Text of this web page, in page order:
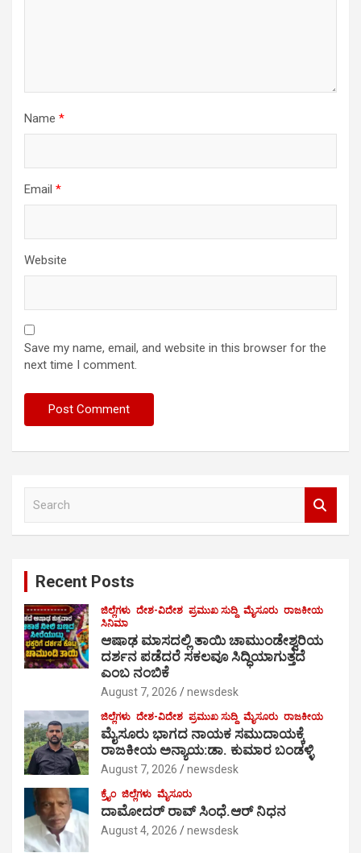
Name *
Email *
Website
Save my name, email, and website in this browser for the
next time I comment.
Recent Posts
ಜಿಲ್ಲೆಗಳು ದೇಶ-ವಿದೇಶ ಪ್ರಮುಖ ಸುದ್ದಿ ಮೈಸೂರು ರಾಜಕೀಯ
ಸಿನಿಮಾ
ಆಷಾಢ ಮಾಸದಲ್ಲಿ ತಾಯಿ ಚಾಮುಂಡೇಶ್ವರಿಯ
ದರ್ಶನ ಪಡೆದರೆ ಸಕಲವೂ ಸಿದ್ಧಿಯಾಗುತ್ತದೆ
ಎಂಬ ನಂಬಿಕೆ
August 7, 2026 newsdesk
ಜಿಲ್ಲೆಗಳು ದೇಶ-ವಿದೇಶ ಪ್ರಮುಖ ಸುದ್ದಿ ಮೈಸೂರು ರಾಜಕೀಯ
ಮೈಸೂರು ಭಾಗದ ನಾಯಕ ಸಮುದಾಯಕ್ಕೆ
ರಾಜಕೀಯ ಅನ್ಯಾಯ:ಡಾ. ಕುಮಾರ ಬಂಡಳ್ಳಿ
August 7, 2026 newsdesk
ಕ್ರೈಂ ಜಿಲ್ಲೆಗಳು ಮೈಸೂರು
ದಾಮೋದರ್ ರಾವ್ ಸಿಂಧೆ.ಆರ್ ನಿಧನ
August 4, 2026 newsdesk